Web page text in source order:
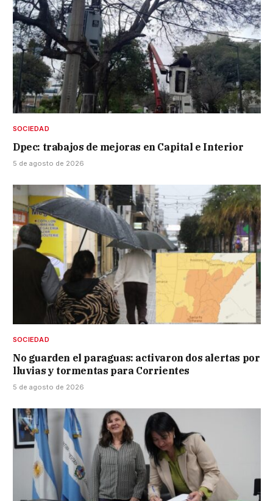
SOCIEDAD
Dpec: trabajos de mejoras en Capital e Interior
5 de agosto de 2026
SOCIEDAD
No guarden el paraguas: activaron dos alertas por
lluvias y tormentas para Corrientes
5 de agosto de 2026